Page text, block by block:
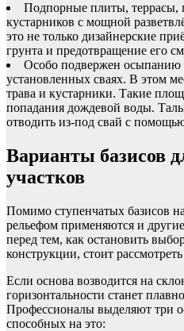
Подпорные плиты, террасы,
кустарников с мощной
это не только дизайнерские
грунта и предотвращение его
Особо подвержен осыпанию
установленных сваях. В этом
трава и кустарники. Такие
попадания дождевой воды.
отводить из-под свай с
Варианты базисов
участков
Помимо ступенчатых базисов
рельефом применяются и
перед тем, как остановить
конструкции, стоит
Если основа возводится на
горизонтальности станет
Профессионалы выделяют три
способных на это: